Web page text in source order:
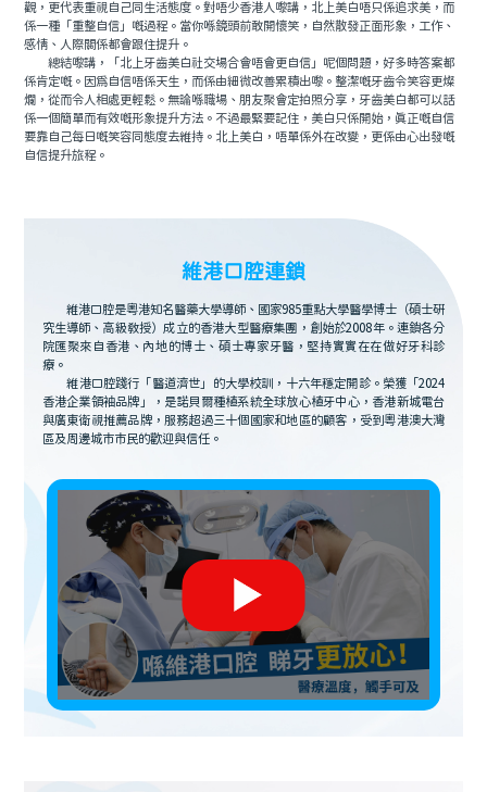
觀，更代表重視自己同生活態度。對唔少香港人嚟講，北上美白唔只係追求美，而
係一種「重整自信」嘅過程。當你喺鏡頭前敢開懷笑，自然散發正面形象，工作、
感情、人際關係都會跟住提升。
總結嚟講，「北上牙齒美白社交場合會唔會更自信」呢個問題，好多時答案都
係肯定嘅。因為自信唔係天生，而係由細微改善累積出嚟。整潔嘅牙齒令笑容更燦
爛，從而令人相處更輕鬆。無論喺職場、朋友聚會定拍照分享，牙齒美白都可以話
係一個簡單而有效嘅形象提升方法。不過最緊要記住，美白只係開始，真正嘅自信
要靠自己每日嘅笑容同態度去維持。北上美白，唔單係外在改變，更係由心出發嘅
自信提升旅程。
維港口腔連鎖
維港口腔是粵港知名醫藥大學導師、國家985重點大學醫學博士（碩士研
究生導師、高級教授）成立的香港大型醫療集團，創始於2008年。連鎖各分
院匯聚來自香港、內地的博士、碩士專家牙醫，堅持實實在在做好牙科診
療。
維港口腔踐行「醫道濟世」的大學校訓，十六年穩定開診。榮獲「2024
香港企業領袖品牌」，是諾貝爾種植系統全球放心植牙中心，香港新城電台
與廣東衛視推薦品牌，服務超過三十個國家和地區的顧客，受到粵港澳大灣
區及周邊城市市民的歡迎與信任。